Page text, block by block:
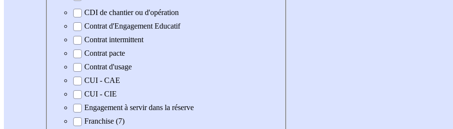
CDI de chantier ou d'opération
Contrat d'Engagement Educatif
Contrat intermittent
Contrat pacte
Contrat d'usage
CUI - CAE
CUI - CIE
Engagement à servir dans la réserve
Franchise (7)